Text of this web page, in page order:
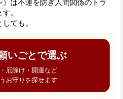
は不運を防ぎ人間関係のトラ
。
ても。
いごとで選ぶ
厄除け・開運など
お守りを探せます